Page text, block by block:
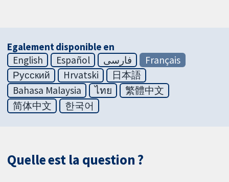
Egalement disponible en
English
Español فارسی
Français
Русский
Hrvatski
日本語
Bahasa Malaysia
ไทย
繁體中文
简体中文
한국어
Quelle est la question ?